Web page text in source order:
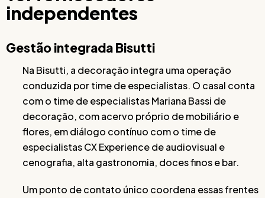
independentes
Gestão integrada Bisutti
Na Bisutti, a decoração integra uma operação
conduzida por time de especialistas. O casal conta
com o time de especialistas Mariana Bassi de
decoração, com acervo próprio de mobiliário e
flores, em diálogo contínuo com o time de
especialistas CX Experience de audiovisual e
cenografia, alta gastronomia, doces finos e bar.
Um ponto de contato único coordena essas frentes